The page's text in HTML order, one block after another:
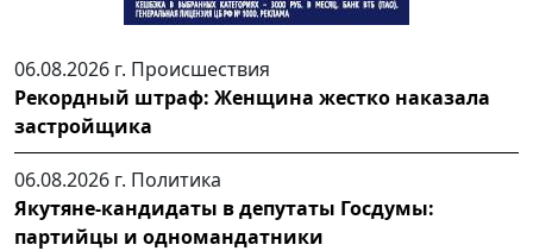
06.08.2026 г. Происшествия
Рекордный штраф: Женщина жестко наказала
застройщика
06.08.2026 г. Политика
Якутяне-кандидаты в депутаты Госдумы:
партийцы и одномандатники